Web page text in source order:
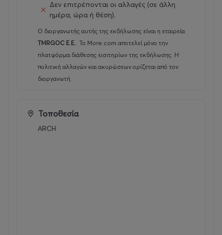
29, Ταύρος, 177 78)
Προπώληση εισιτηρίων στο more.com και στο δίκτυο
καταστημάτων του.
Δεν επιτρέπονται οι αλλαγές (σε άλλη
ημέρα, ώρα ή θέση).
Ο διοργανωτής αυτής της εκδήλωσης είναι η εταιρεία
TMRGOC E.E.. Το More.com αποτελεί μόνο την
πλατφόρμα διάθεσης εισιτηρίων της εκδήλωσης. Η
πολιτική αλλαγών και ακυρώσεων ορίζεται από τον
διοργανωτή.
Τοποθεσία
ARCH